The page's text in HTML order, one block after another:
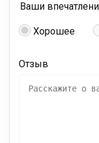
Ваши
Хорошее
Отзыв